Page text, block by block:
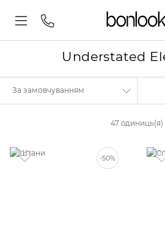
Understated
47 одиниць(я)
-50%